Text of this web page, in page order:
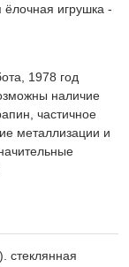
ёлочная игрушка -
1978 год
наличие
частичное
металлизации и
стеклянная